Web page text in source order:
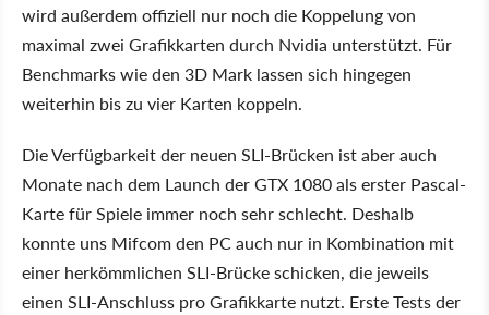
wird außerdem offiziell nur noch die Koppelung von
maximal zwei Grafikkarten durch Nvidia unterstützt. Für
Benchmarks wie den 3D Mark lassen sich hingegen
weiterhin bis zu vier Karten koppeln.
Die Verfügbarkeit der neuen SLI-Brücken ist aber auch
Monate nach dem Launch der GTX 1080 als erster Pascal-
Karte für Spiele immer noch sehr schlecht. Deshalb
konnte uns Mifcom den PC auch nur in Kombination mit
einer herkömmlichen SLI-Brücke schicken, die jeweils
einen SLI-Anschluss pro Grafikkarte nutzt. Erste Tests der